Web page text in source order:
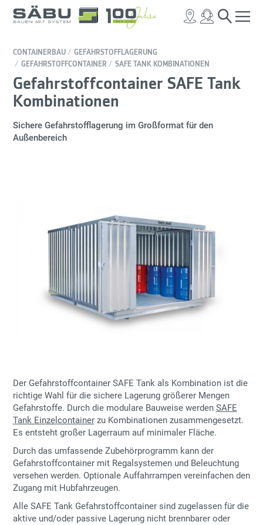
CONTAINERBAU
GEFAHRSTOFFLAGERUNG
GEFAHRSTOFFCONTAINER
SAFE TANK KOMBINATIONEN
Gefahrstoffcontainer SAFE Tank
Kombinationen
Sichere Gefahrstofflagerung im Großformat für den
Außenbereich
Der Gefahrstoffcontainer SAFE Tank als Kombination ist die
richtige Wahl für die sichere Lagerung größerer Mengen
Gefahrstoffe. Durch die modulare Bauweise werden SAFE
Tank Einzelcontainerzu Kombinationen zusammengesetzt.
Es entsteht großer Lagerraum auf minimaler Fläche.
Durch das umfassende Zubehörprogramm kann der
Gefahrstoffcontainer mit Regalsystemen und Beleuchtung
versehen werden. Optionale Auffahrrampen vereinfachen den
Zugang mit Hubfahrzeugen.
Alle SAFE Tank Gefahrstoffcontainer sind zugelassen für die
aktive und/oder passive Lagerung nicht brennbarer oder